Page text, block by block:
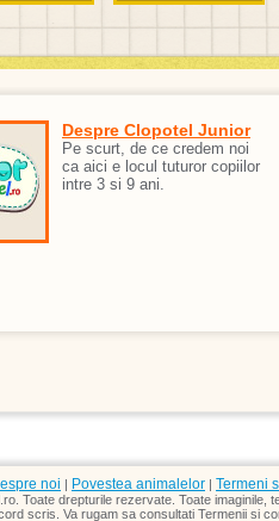
Despre Clopotel Junior
Pe scurt, de ce credem noi
ca aici e locul tuturor copiilor
intre 3 si 9 ani.
noi | Povestea animalelor | Termeni
Toate drepturile rezervate. Toate imaginile,
scris. Va rugam sa consultati Termenii si